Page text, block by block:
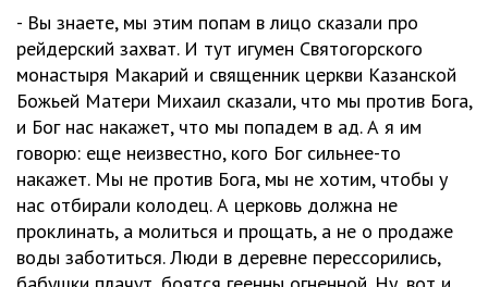
- Вы знаете, мы этим попам в лицо сказали про
рейдерский захват. И тут игумен Святогорского
монастыря Макарий и священник церкви Казанской
Божьей Матери Михаил сказали, что мы против Бога,
и Бог нас накажет, что мы попадем в ад. А я им
говорю: еще неизвестно, кого Бог сильнее-то
накажет. Мы не против Бога, мы не хотим, чтобы у
нас отбирали колодец. А церковь должна не
проклинать, а молиться и прощать, а не о продаже
воды заботиться. Люди в деревне перессорились,